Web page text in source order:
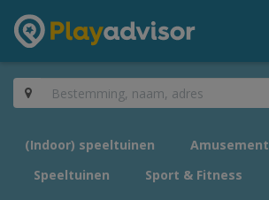
(Indoor) speeltuinen
Amusement
Speeltuinen
Sport & Fitness